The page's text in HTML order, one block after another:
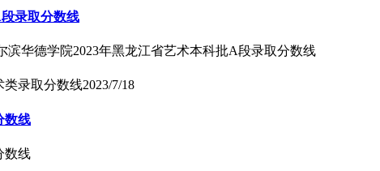
录取分数线
滨华德学院2023年黑龙江省艺术本科批A段录取分数线
类录取分数线2023/7/18
数线
数线